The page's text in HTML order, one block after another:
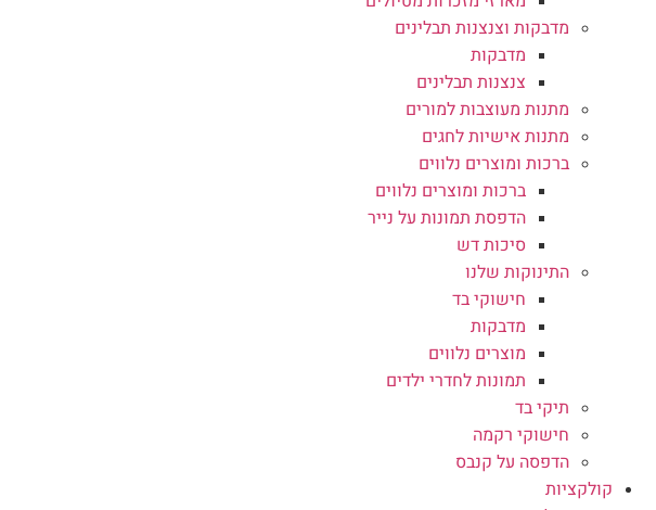
מדבקות וצנצנות תבלינים
מדבקות
צנצנות תבלינים
מתנות מעוצבות למורים
מתנות אישיות לחגים
ברכות ומוצרים נלווים
ברכות ומוצרים נלווים
הדפסת תמונות על נייר
סיכות דש
התינוקות שלנו
חישוקי בד
מדבקות
מוצרים נלווים
תמונות לחדרי ילדים
תיקי בד
חישוקי רקמה
הדפסה על קנבס
קולקציות